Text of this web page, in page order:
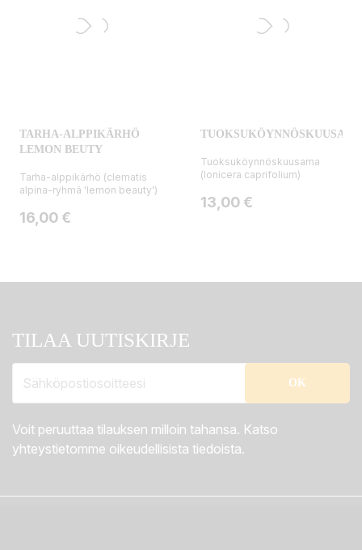
TARHA-ALPPIKÄRHÖ
LEMON BEUTY
Tarha-alppikärhö (clematis
alpina-ryhmä 'lemon beauty')
Hinta
16,00 €
Tuoksuköynnöskuusama
(lonicera caprifolium)
Hinta
13,00 €
TILAA UUTISKIRJE
Voit peruuttaa tilauksen milloin tahansa. Katso
yhteystietomme oikeudellisista tiedoista.